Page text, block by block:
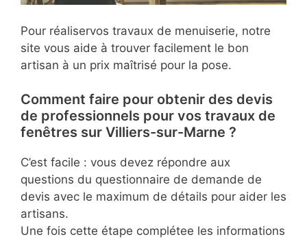
Pour réaliservos travaux de menuiserie, notre
site vous aide à trouver facilement le bon
artisan à un prix maîtrisé pour la pose.
Comment faire pour obtenir des devis
de professionnels pour vos travaux de
fenêtres sur Villiers-sur-Marne ?
C’est facile : vous devez répondre aux
questions du questionnaire de demande de
devis avec le maximum de détails pour aider les
artisans.
Une fois cette étape complétee les informations